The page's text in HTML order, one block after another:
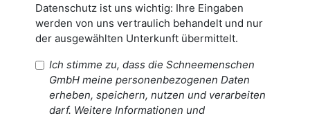
Datenschutz ist uns wichtig: Ihre Eingaben
werden von uns vertraulich behandelt und nur
der ausgewählten Unterkunft übermittelt.
Ich stimme zu, dass die Schneemenschen
GmbH meine personenbezogenen Daten
erheben, speichern, nutzen und verarbeiten
darf. Weitere Informationen und